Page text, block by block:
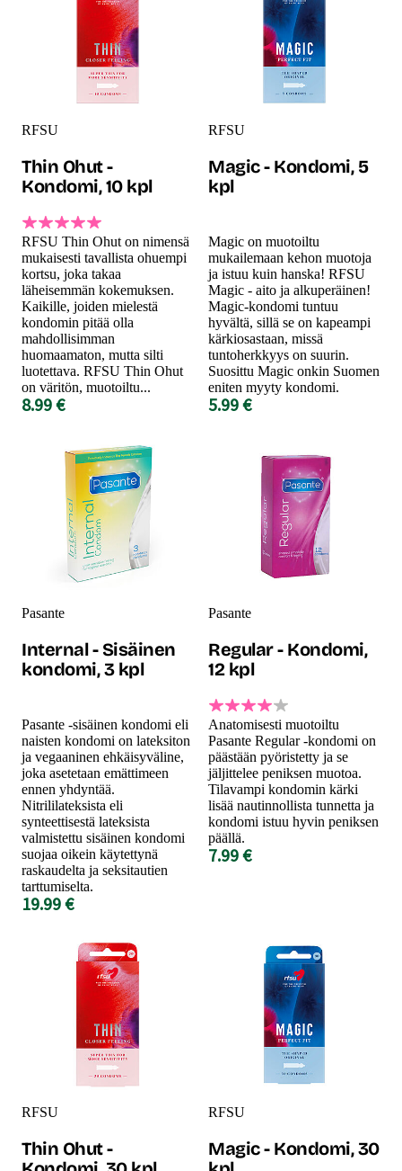
RFSU
Thin Ohut -
Kondomi, 10 kpl
RFSU Thin Ohut on nimensä
mukaisesti tavallista ohuempi
kortsu, joka takaa
läheisemmän kokemuksen.
Kaikille, joiden mielestä
kondomin pitää olla
mahdollisimman
huomaamaton, mutta silti
luotettava. RFSU Thin Ohut
on väritön, muotoiltu...
8.99 €
RFSU
Magic - Kondomi, 5
kpl
Magic on muotoiltu
mukailemaan kehon muotoja
ja istuu kuin hanska! RFSU
Magic - aito ja alkuperäinen!
Magic-kondomi tuntuu
hyvältä, sillä se on kapeampi
kärkiosastaan, missä
tuntoherkkyys on suurin.
Suosittu Magic onkin Suomen
eniten myyty kondomi.
5.99 €
Pasante
Internal - Sisäinen
kondomi, 3 kpl
Pasante -sisäinen kondomi eli
naisten kondomi on lateksiton
ja vegaaninen ehkäisyväline,
joka asetetaan emättimeen
ennen yhdyntää.
Nitrililateksista eli
synteettisestä lateksista
valmistettu sisäinen kondomi
suojaa oikein käytettynä
raskaudelta ja seksitautien
tarttumiselta.
19.99 €
Pasante
Regular - Kondomi,
12 kpl
Anatomisesti muotoiltu
Pasante Regular -kondomi on
päästään pyöristetty ja se
jäljittelee peniksen muotoa.
Tilavampi kondomin kärki
lisää nautinnollista tunnetta ja
kondomi istuu hyvin peniksen
päällä.
7.99 €
RFSU
Thin Ohut -
RFSU
Magic - Kondomi, 30